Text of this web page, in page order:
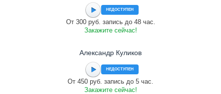
НЕДОСТУПЕН
От 300 руб. запись до 48 час.
Закажите сейчас!
Александр Куликов
НЕДОСТУПЕН
От 450 руб. запись до 5 час.
Закажите сейчас!